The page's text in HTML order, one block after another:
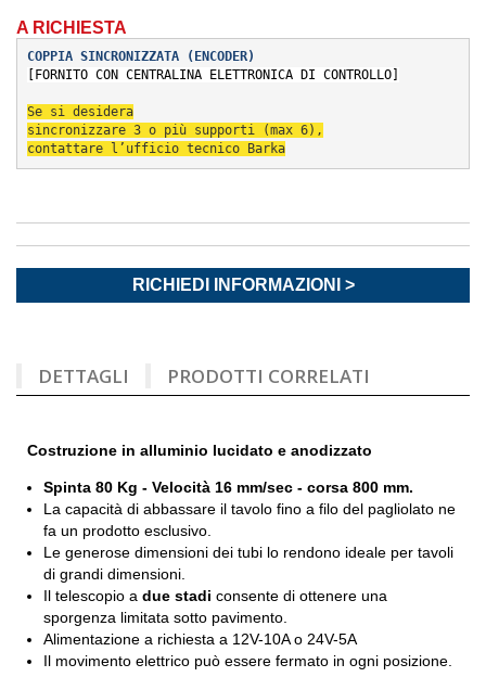
A RICHIESTA
COPPIA SINCRONIZZATA (ENCODER)
[FORNITO CON CENTRALINA ELETTRONICA DI CONTROLLO]
Se si desidera
sincronizzare 3 o più supporti (max 6),
contattare l’ufficio tecnico Barka
RICHIEDI INFORMAZIONI >
DETTAGLI PRODOTTI CORRELATI
Costruzione in alluminio lucidato e anodizzato
Spinta 80 Kg - Velocità 16 mm/sec - corsa 800 mm.
La capacità di abbassare il tavolo fino a filo del pagliolato ne
fa un prodotto esclusivo.
Le generose dimensioni dei tubi lo rendono ideale per tavoli
di grandi dimensioni.
Il telescopio a due stadi consente di ottenere una
sporgenza limitata sotto pavimento.
Alimentazione a richiesta a 12V-10A o 24V-5A
Il movimento elettrico può essere fermato in ogni posizione.